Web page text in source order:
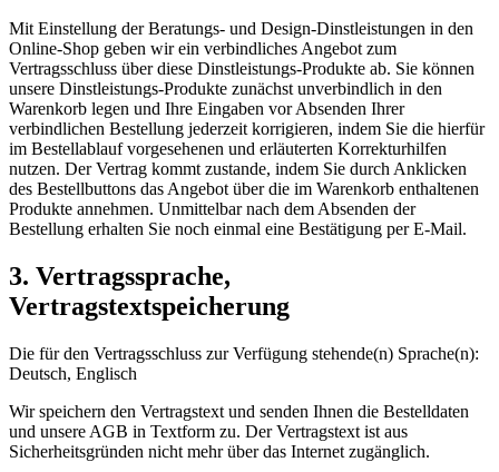
Mit Einstellung der Beratungs- und Design-Dinstleistungen in den
Online-Shop geben wir ein verbindliches Angebot zum
Vertragsschluss über diese Dinstleistungs-Produkte ab. Sie können
unsere Dinstleistungs-Produkte zunächst unverbindlich in den
Warenkorb legen und Ihre Eingaben vor Absenden Ihrer
verbindlichen Bestellung jederzeit korrigieren, indem Sie die hierfür
im Bestellablauf vorgesehenen und erläuterten Korrekturhilfen
nutzen. Der Vertrag kommt zustande, indem Sie durch Anklicken
des Bestellbuttons das Angebot über die im Warenkorb enthaltenen
Produkte annehmen. Unmittelbar nach dem Absenden der
Bestellung erhalten Sie noch einmal eine Bestätigung per E-Mail.
3. Vertragssprache,
Vertragstextspeicherung
Die für den Vertragsschluss zur Verfügung stehende(n) Sprache(n):
Deutsch, Englisch
Wir speichern den Vertragstext und senden Ihnen die Bestelldaten
und unsere AGB in Textform zu. Der Vertragstext ist aus
Sicherheitsgründen nicht mehr über das Internet zugänglich.